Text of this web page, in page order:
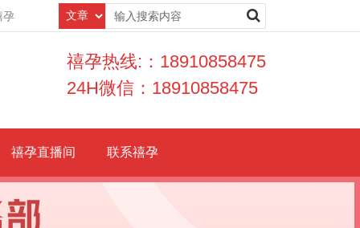
孕
禧孕热线:：18910858475
24H微信：18910858475
禧孕直播间 联系禧孕